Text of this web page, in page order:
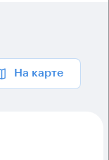
На карте